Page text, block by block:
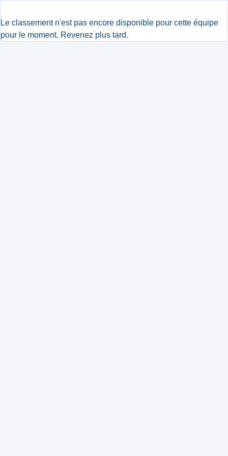
Le classement n'est pas encore disponible pour cette équipe
pour le moment. Revenez plus tard.